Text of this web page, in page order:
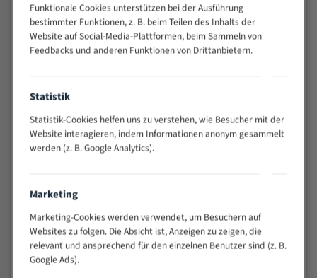
> 500
0,75/1,25
Vorteile:
Widerstandsfähig gegen Zahnbruch auch bei
schwierigen Werkstücken (Materialmischung,
wechselnde Verbindungslängen)
Sehr geringe Vibration
Technische Beschreibung:
Positiver Spanwinkel
Bandkörper aus hochlegiertem Federstahl
Funktionale Cookies unterstützen bei der Ausführung
bestimmter Funktionen, z. B. beim Teilen des Inhalts der
Website auf Social-Media-Plattformen, beim Sammeln von
Feedbacks und anderen Funktionen von Drittanbietern.
Statistik
Statistik-Cookies helfen uns zu verstehen, wie Besucher mit der
Website interagieren, indem Informationen anonym gesammelt
werden (z. B. Google Analytics).
Marketing
Marketing-Cookies werden verwendet, um Besuchern auf
Websites zu folgen. Die Absicht ist, Anzeigen zu zeigen, die
relevant und ansprechend für den einzelnen Benutzer sind (z. B.
Google Ads).